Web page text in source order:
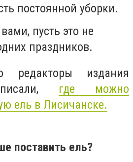
постоянной уборки.
пусть это не
праздников.
редакторы издания
где можно
ель в Лисичанске.
поставить ель?